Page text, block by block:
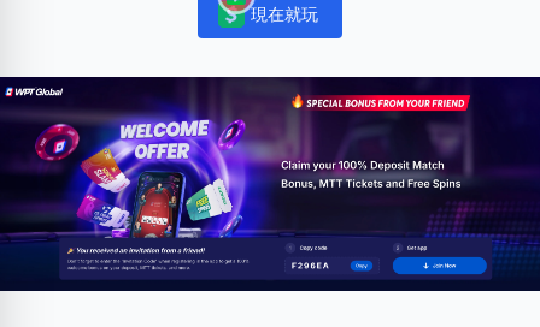
Notifications
現在就玩